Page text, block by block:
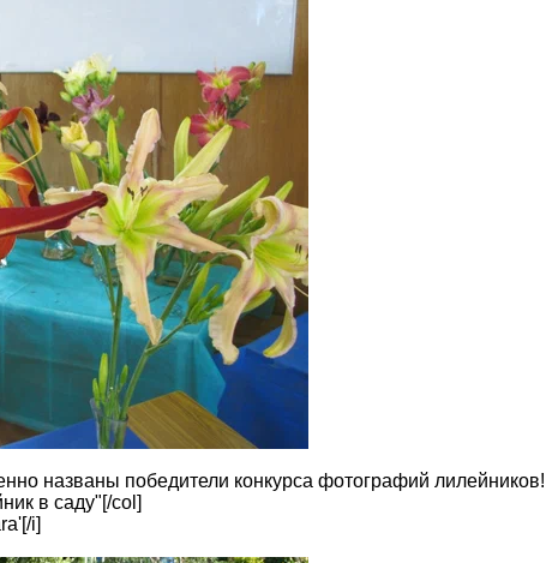
названы победители конкурса фотографий
в саду"[/col]
i]